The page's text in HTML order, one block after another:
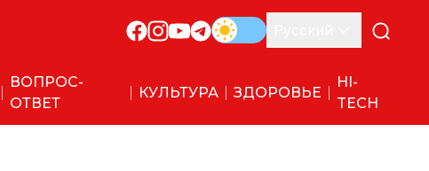
ВОПРОС-
ОТВЕТ
КУЛЬТУРА ЗДОРОВЬЕ
HI-
TECH